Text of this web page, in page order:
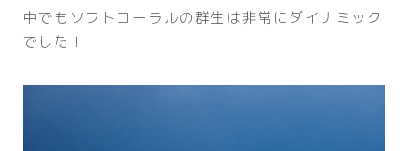
中でもソフトコーラルの群生は非常にダイナミック
でした！